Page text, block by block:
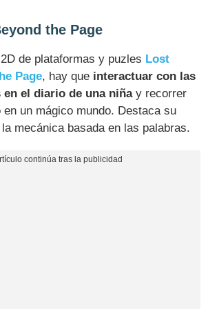
the Page
de plataformas y puzles Lost
Page, hay que interactuar con las
el diario de una niñay recorrer
un mágico mundo. Destaca su
mecánica basada en las palabras.